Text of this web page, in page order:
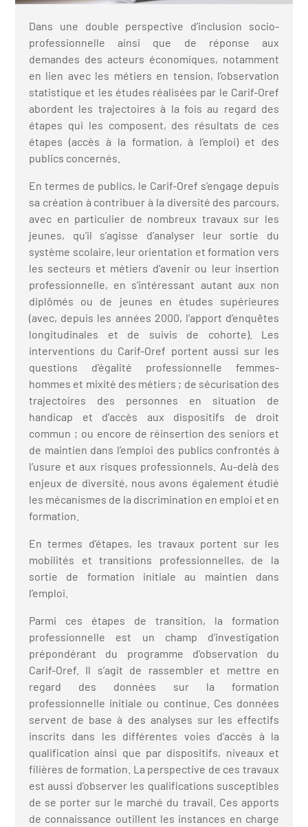
et
ou
en
(ESS)
sanitaire
formation
transitions
secteurs(en
Dans une double perspective d’inclusion socio-
professionnelle ainsi que de réponse aux
demandes des acteurs économiques, notamment
en lien avec les métiers en tension, l’observation
statistique et les études réalisées par le Carif-Oref
abordent les trajectoires à la fois au regard des
étapes qui les composent, des résultats de ces
étapes (accès à la formation, à l’emploi) et des
publics concernés.
En termes de publics, le Carif-Oref s’engage depuis
sa création à contribuer à la diversité des parcours,
avec en particulier de nombreux travaux sur les
jeunes, qu’il s’agisse d’analyser leur sortie du
système scolaire, leur orientation et formation vers
les secteurs et métiers d’avenir ou leur insertion
professionnelle, en s’intéressant autant aux non
diplômés ou de jeunes en études supérieures
(avec, depuis les années 2000, l’apport d’enquêtes
longitudinales et de suivis de cohorte). Les
interventions du Carif-Oref portent aussi sur les
questions d’égalité professionnelle femmes-
hommes et mixité des métiers ; de sécurisation des
trajectoires des personnes en situation de
handicap et d’accès aux dispositifs de droit
commun ; ou encore de réinsertion des seniors et
de maintien dans l’emploi des publics confrontés à
l’usure et aux risques professionnels. Au-delà des
enjeux de diversité, nous avons également étudié
les mécanismes de la discrimination en emploi et en
formation.
En termes d’étapes, les travaux portent sur les
mobilités et transitions professionnelles, de la
sortie de formation initiale au maintien dans
l’emploi.
Parmi ces étapes de transition, la formation
professionnelle est un champ d’investigation
prépondérant du programme d’observation du
Carif-Oref. Il s’agit de rassembler et mettre en
regard des données sur la formation
professionnelle initiale ou continue. Ces données
servent de base à des analyses sur les effectifs
inscrits dans les différentes voies d’accès à la
qualification ainsi que par dispositifs, niveaux et
filières de formation. La perspective de ces travaux
est aussi d’observer les qualifications susceptibles
de se porter sur le marché du travail. Ces apports
de connaissance outillent les instances en charge